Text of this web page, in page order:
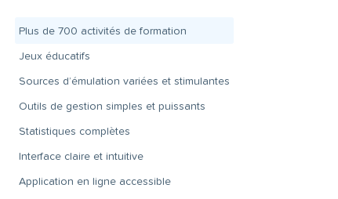
Plus de 700 activités de formation
Jeux éducatifs
Sources d’émulation variées et stimulantes
Outils de gestion simples et puissants
Statistiques complètes
Interface claire et intuitive
Application en ligne accessible